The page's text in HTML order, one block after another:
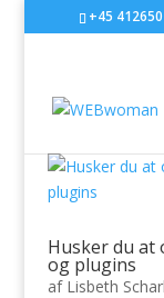
+45
Husker du at
og plugins
af Lisbeth